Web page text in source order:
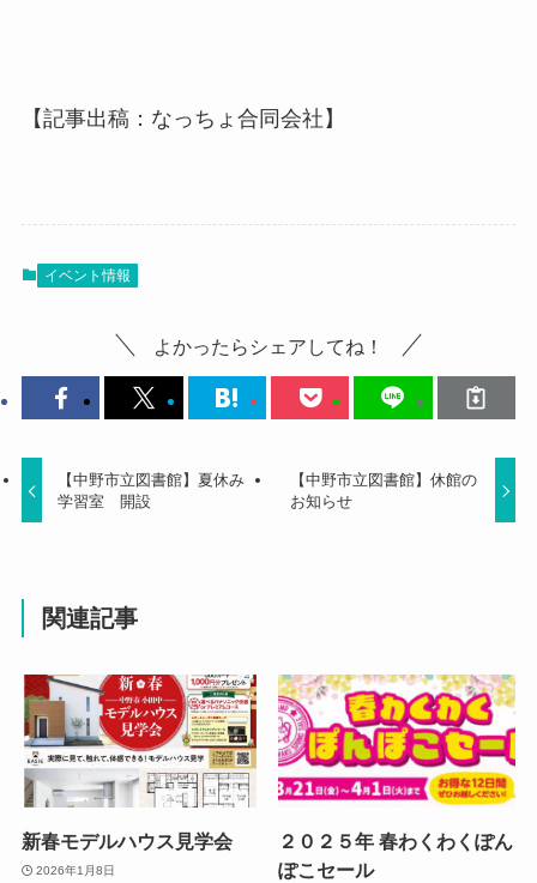
【記事出稿：なっちょ合同会社】
イベント情報
よかったらシェアしてね！
【中野市立図書館】夏休み
学習室 開設
【中野市立図書館】休館の
お知らせ
関連記事
新春モデルハウス見学会
2026年1月8日
２０２５年 春わくわくぽん
ぽこセール